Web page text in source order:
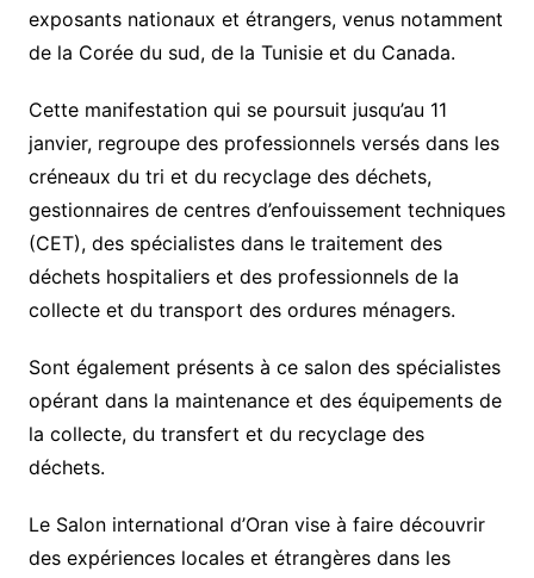
exposants nationaux et étrangers, venus notamment
de la Corée du sud, de la Tunisie et du Canada.
Cette manifestation qui se poursuit jusqu’au 11
janvier, regroupe des professionnels versés dans les
créneaux du tri et du recyclage des déchets,
gestionnaires de centres d’enfouissement techniques
(CET), des spécialistes dans le traitement des
déchets hospitaliers et des professionnels de la
collecte et du transport des ordures ménagers.
Sont également présents à ce salon des spécialistes
opérant dans la maintenance et des équipements de
la collecte, du transfert et du recyclage des
déchets.
Le Salon international d’Oran vise à faire découvrir
des expériences locales et étrangères dans les